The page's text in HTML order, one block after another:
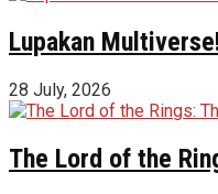
Lupakan
28 July, 2026
The Lord of the